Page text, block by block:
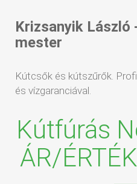
Krizsanyik
mester
Kútcsők és kútszűrők.
és vízgaranciával.
Kútfúrás
ÁR/